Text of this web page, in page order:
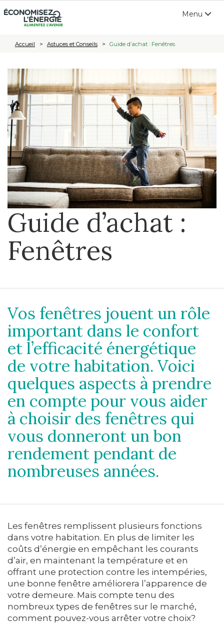
Open
Menu
Accueil Astuces et Conseils Guide d’achat : Fenêtres
Guide d’achat :
Fenêtres
Vos fenêtres jouent un rôle
important dans le confort
et l’efficacité énergétique
de votre habitation. Voici
quelques aspects à prendre
en compte pour vous aider
à choisir des fenêtres qui
vous donneront un bon
rendement pendant de
nombreuses années.
Les fenêtres remplissent plusieurs fonctions
dans votre habitation. En plus de limiter les
coûts d’énergie en empêchant les courants
d’air, en maintenant la température et en
offrant une protection contre les intempéries,
une bonne fenêtre améliorera l’apparence de
votre demeure. Mais compte tenu des
nombreux types de fenêtres sur le marché,
comment pouvez-vous arrêter votre choix?